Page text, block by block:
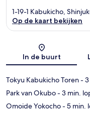
1-19-1 Kabukicho,
Op de kaart bekijken
In de buurt
Tokyu Kabukicho Toren-
Park van Okubo- 3 min.
Omoide Yokocho- 5 min.